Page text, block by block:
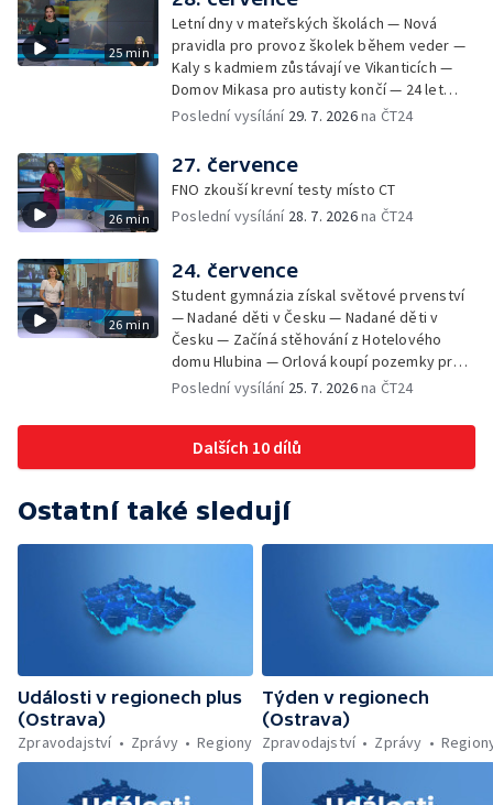
Spor kvůli novému chodníku na Keprník —
Olomoucké shakespearovské léto
25 min
Letní dny v mateřských školách — Nová
pravidla pro provoz školek během veder —
Kaly s kadmiem zůstávají ve Vikanticích —
Domov Mikasa pro autisty končí — 24 let
vězení za zapálení ženy — Kybernetický
Gorol se chystá na festival — Nová
cyklostezka až na Slovensko — AI pomáhá
při endoskopii — Výběr ze sociálních sítí ČT
— Zemřela baletka Vlasta Pavelcová —
Jičíně
Poslední vysílání 29. 7. 2026na ČT24
26 min
27. července
FNO zkouší krevní testy místo CT
Poslední vysílání 28. 7. 2026na ČT24
26 min
24. července
Student gymnázia získal světové prvenství
— Nadané děti v Česku — Nadané děti v
Česku — Začíná stěhování z Hotelového
domu Hlubina — Orlová koupí pozemky pro
rodinné domy — Tatra Trucks na čínském
karase obecného — Obnova zeleně v
Komenského sadech — Přehled sociálních
sítí ČT — Dobrovolný vojenský výcvik
dvoraně Bredy
Poslední vysílání 25. 7. 2026na ČT24
Dalších 10 dílů
Ostatní také sledují
Události v regionech plus
(Ostrava)
Zpravodajství
Zprávy Regiony
Týden v regionech
(Ostrava)
Zpravodajství
Zprávy